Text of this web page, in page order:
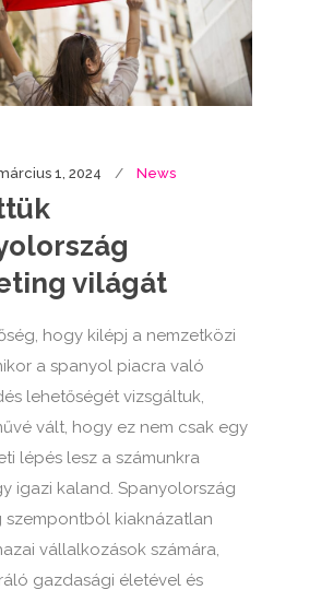
1, 2024 News
világát
hogy kilépj a nemzetközi
a spanyol piacra való
lehetőségét vizsgáltuk,
vált, hogy ez nem csak egy
lépés lesz a számunkra
igazi kaland. Spanyolország
szempontból kiaknázatlan
vállalkozások számára,
gazdasági életével és